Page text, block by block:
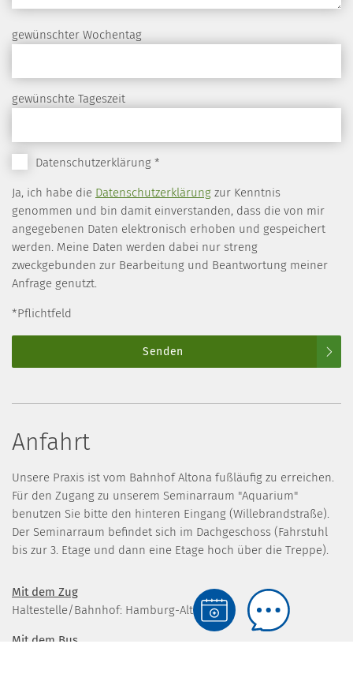
gewünschter Wochentag
gewünschte Tageszeit
Datenschutzerklärung *
Ja, ich habe die Datenschutzerklärung zur Kenntnis
genommen und bin damit einverstanden, dass die von mir
angegebenen Daten elektronisch erhoben und gespeichert
werden. Meine Daten werden dabei nur streng
zweckgebunden zur Bearbeitung und Beantwortung meiner
Anfrage genutzt.
*Pflichtfeld
Senden
Anfahrt
Unsere Praxis ist vom Bahnhof Altona fußläufig zu erreichen.
Für den Zugang zu unserem Seminarraum "Aquarium"
benutzen Sie bitte den hinteren Eingang (Willebrandstraße).
Der Seminarraum befindet sich im Dachgeschoss (Fahrstuhl
bis zur 3. Etage und dann eine Etage hoch über die Treppe).
Mit dem Zug
Haltestelle/Bahnhof: Hamburg-Altona
Mit dem Bus